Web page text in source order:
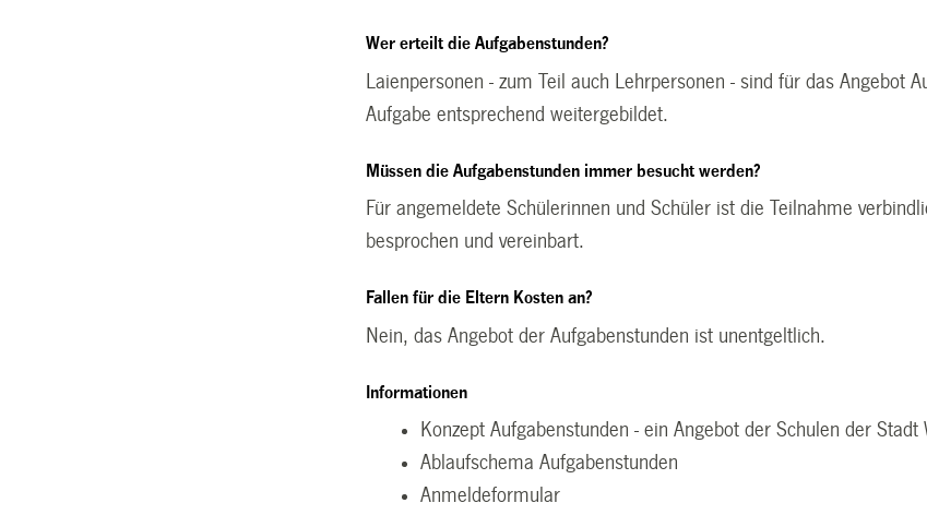
Wer erteilt die Aufgabenstunden?
Laienpersonen - zum Teil auch Lehrpersonen - sind für das Angebot
Aufgabe entsprechend weitergebildet.
Müssen die Aufgabenstunden immer besucht werden?
Für angemeldete Schülerinnen und Schüler ist die Teilnahme
besprochen und vereinbart.
Fallen für die Eltern Kosten an?
Nein, das Angebot der Aufgabenstunden ist unentgeltlich.
Informationen
Konzept Aufgabenstunden - ein Angebot der Schulen der Stadt
Ablaufschema Aufgabenstunden
Anmeldeformular